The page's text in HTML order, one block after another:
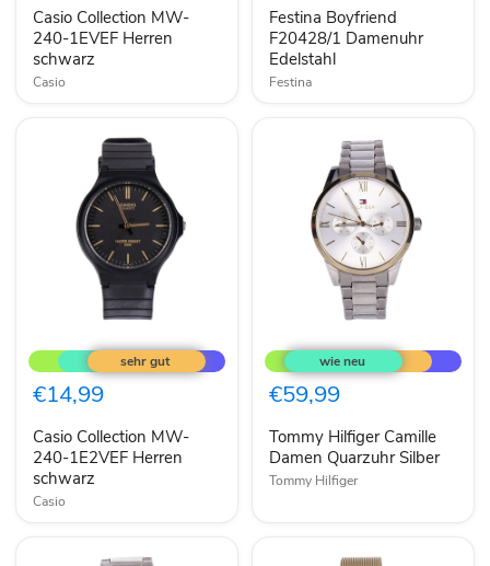
schwarz
Casio Collection MW-
240-1EVEF Herren
schwarz
Casio
Festina Boyfriend
F20428/1 Damenuhr
Edelstahl
Festina
Collection
MW-
240-
1E2VEF
schwarz
€14,99
Casio Collection MW-
240-1E2VEF Herren
schwarz
Casio
Hilfiger
Camille
Damen
Quarzuhr
€59,99
Tommy Hilfiger Camille
Damen Quarzuhr Silber
Tommy Hilfiger